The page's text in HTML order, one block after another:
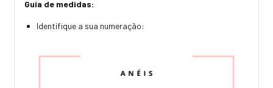
Guia de medidas:
Identifique a sua numeração: